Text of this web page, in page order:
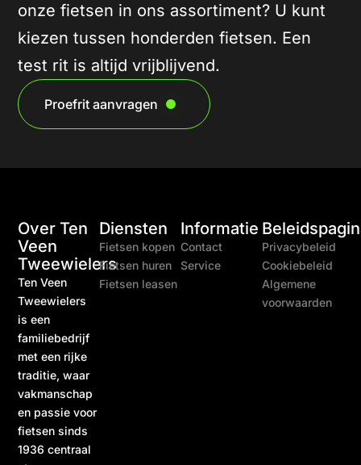
onze fietsen in ons assortiment? U kunt
kiezen tussen honderden fietsen. Een
test rit is altijd vrijblijvend.
Proefrit aanvragen
Over Ten
Veen
Tweewielers
Ten Veen
Tweewielers
is een
familiebedrijf
met een rijke
traditie, waar
vakmanschap
en passie voor
fietsen sinds
1936 centraal
Diensten
Fietsen kopen
Fietsen huren
Fietsen leasen
Informatie
Contact
Service
Privacybeleid
Cookiebeleid
Algemene
voorwaarden